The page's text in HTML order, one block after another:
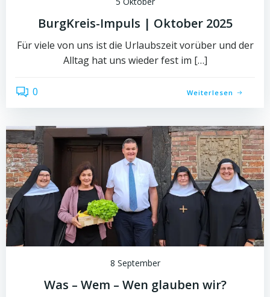
BurgKreis-Impuls | Oktober 2025
Für viele von uns ist die Urlaubszeit vorüber und der
Alltag hat uns wieder fest im […]
0 Weiterlesen
8 September
Was – Wem – Wen glauben wir?